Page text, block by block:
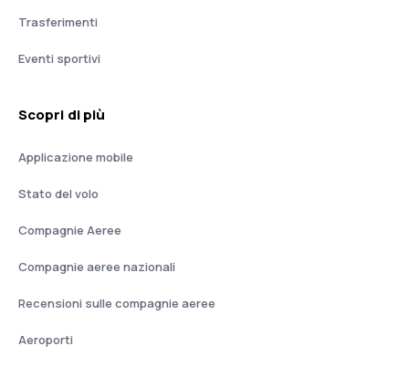
Trasferimenti
Eventi sportivi
Scopri di più
Applicazione mobile
Stato del volo
Compagnie Aeree
Compagnie aeree nazionali
Recensioni sulle compagnie aeree
Aeroporti